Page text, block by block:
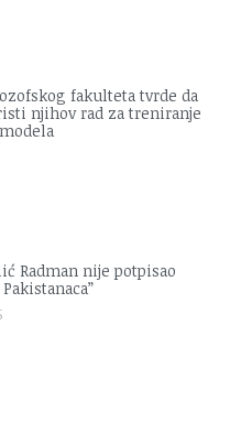
fakulteta tvrde da
njihov rad za treniranje
Radman nije potpisao